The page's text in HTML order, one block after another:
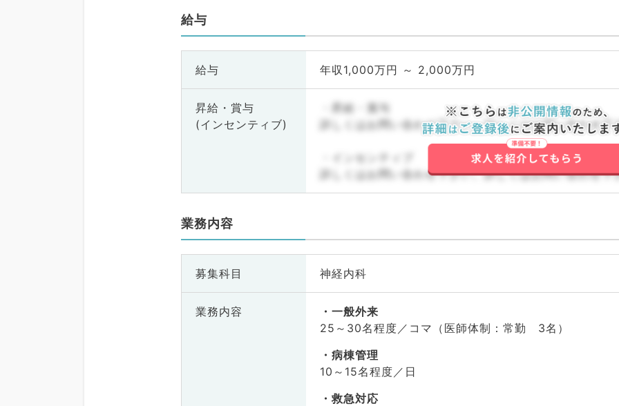
給与
給与 年収1,000万円 ～ 2,000万円
昇給・賞与
(インセンティブ)
・昇給・賞与
詳しくはお問い合わせ下さい。詳しくはお問い合わせ下
・インセンティブ
詳しくはお問い合わせ下さい。詳しくはお問い合わせ下
業務内容
募集科目 神経内科
業務内容
一般外来
25～30名程度／コマ（医師体制：常勤 3名）
病棟管理
10～15名程度／日
救急対応